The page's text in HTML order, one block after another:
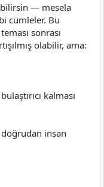
— mesela
cümleler. Bu
sonrası
olabilir, ama:
kalması
insan